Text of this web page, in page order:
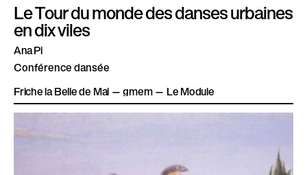
Le Tour du monde des danses urbaines
en dix viles
Ana Pi
Conférence dansée
Friche la Belle de Mai — gmem — Le Module